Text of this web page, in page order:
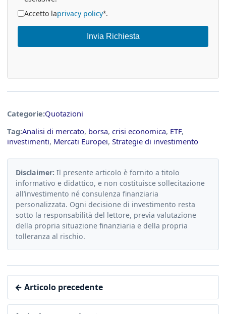
Accetto laprivacy policy*.
Invia Richiesta
Categorie:Quotazioni
Tag:Analisi di mercato, borsa, crisi economica, ETF,
investimenti, Mercati Europei, Strategie di investimento
Disclaimer: Il presente articolo è fornito a titolo
informativo e didattico, e non costituisce sollecitazione
all’investimento né consulenza finanziaria
personalizzata. Ogni decisione di investimento resta
sotto la responsabilità del lettore, previa valutazione
della propria situazione finanziaria e della propria
tolleranza al rischio.
← Articolo precedente